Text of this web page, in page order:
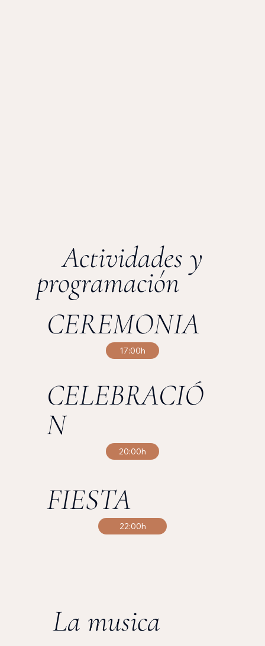
Actividades y
programación
CEREMONIA
17:00h
CELEBRACIÓ
N
20:00h
FIESTA
22:00h
La musica